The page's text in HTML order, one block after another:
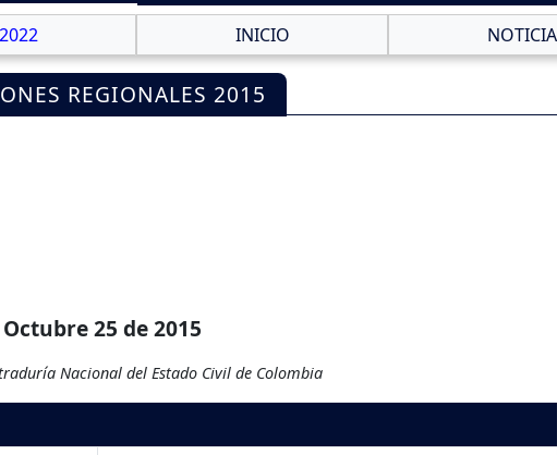
INICIO
REGIONALES 2015
25 de 2015
Nacional del Estado Civil de Colombia